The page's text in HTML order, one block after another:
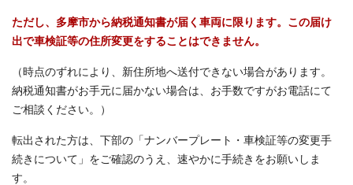
ただし、多摩市から納税通知書が届く車両に限ります。この届け
出で車検証等の住所変更をすることはできません。
（時点のずれにより、新住所地へ送付できない場合があります。
納税通知書がお手元に届かない場合は、お手数ですがお電話にて
ご相談ください。）
転出された方は、下部の「ナンバープレート・車検証等の変更手
続きについて」をご確認のうえ、速やかに手続きをお願いしま
す。